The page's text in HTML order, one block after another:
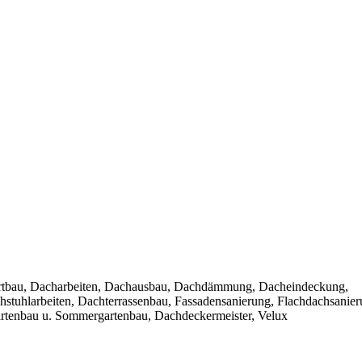
Dacharbeiten, Dachausbau, Dachdämmung, Dacheindeckung,
Dachterrassenbau, Fassadensanierung,
u. Sommergartenbau, Dachdeckermeister, Velux